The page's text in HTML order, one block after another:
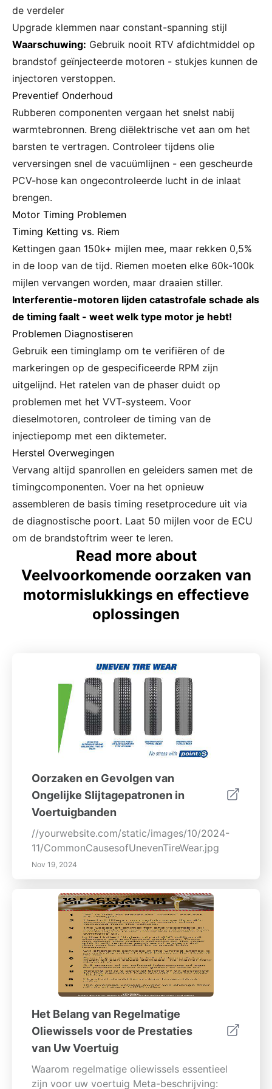
de verdeler
Upgrade klemmen naar constant-spanning stijl
Waarschuwing: Gebruik nooit RTV afdichtmiddel op
brandstof geïnjecteerde motoren - stukjes kunnen de
injectoren verstoppen.
Preventief Onderhoud
Rubberen componenten vergaan het snelst nabij
warmtebronnen. Breng diëlektrische vet aan om het
barsten te vertragen. Controleer tijdens olie
verversingen snel de vacuümlijnen - een gescheurde
PCV-hose kan ongecontroleerde lucht in de inlaat
brengen.
Motor Timing Problemen
Timing Ketting vs. Riem
Kettingen gaan 150k+ mijlen mee, maar rekken 0,5%
in de loop van de tijd. Riemen moeten elke 60k-100k
mijlen vervangen worden, maar draaien stiller.
Interferentie-motoren lijden catastrofale schade als
de timing faalt - weet welk type motor je hebt!
Problemen Diagnostiseren
Gebruik een timinglamp om te verifiëren of de
markeringen op de gespecificeerde RPM zijn
uitgelijnd. Het ratelen van de phaser duidt op
problemen met het VVT-systeem. Voor
dieselmotoren, controleer de timing van de
injectiepomp met een diktemeter.
Herstel Overwegingen
Vervang altijd spanrollen en geleiders samen met de
timingcomponenten. Voer na het opnieuw
assembleren de basis timing resetprocedure uit via
de diagnostische poort. Laat 50 mijlen voor de ECU
om de brandstoftrim weer te leren.
Read more about
Veelvoorkomende oorzaken van
motormislukkings en effectieve
oplossingen
Oorzaken en Gevolgen van
Ongelijke Slijtagepatronen in
Voertuigbanden
//yourwebsite.com/static/images/10/2024-
11/CommonCausesofUnevenTireWear.jpg
Nov 19, 2024
Het Belang van Regelmatige
Oliewissels voor de Prestaties
van Uw Voertuig
Waarom regelmatige oliewissels essentieel
zijn voor uw voertuig Meta-beschrijving: